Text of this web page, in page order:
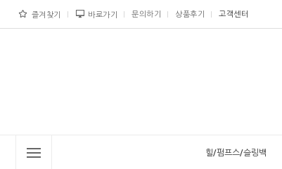
즐겨찾기 바로가기 문의하기 상품후기 고객센터
힐/펌프스/슬링백